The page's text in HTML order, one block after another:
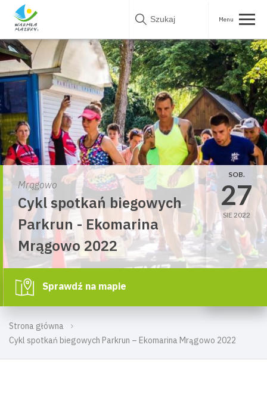
Skip
Strona główna
Cykl spotkań biegowych Parkrun – Ekomarina Mrągowo 2022
Mrągowo
Cykl spotkań biegowych
Parkrun - Ekomarina
Mrągowo 2022
SOB.
27
SIE 2022
Sprawdź na mapie